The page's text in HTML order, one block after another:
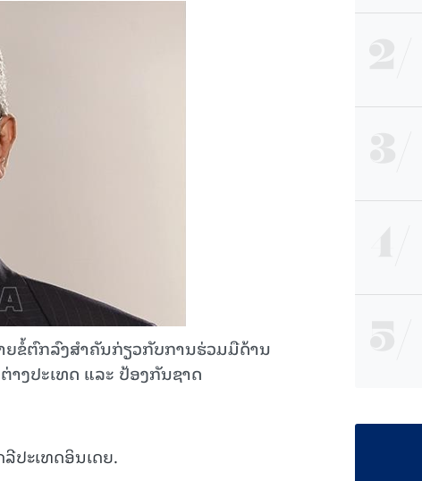
ຍຂໍ້ຕົກລົງສຳຄັນກ່ຽວກັບການຮ່ວມມືດ້ານ
ງປະເທດ ແລະ ປ້ອງກັນຊາດ
ປະເທດອິນເດຍ.